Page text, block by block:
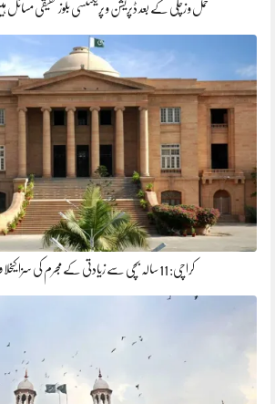
حمل و زچگی کے بعد ڈپریشن و پریگننسی بلوز حقیقی
کراچی: 11 سالہ بچی سے زیادتی کے مجرم کی سزا کیخلاف اپیل مسترد